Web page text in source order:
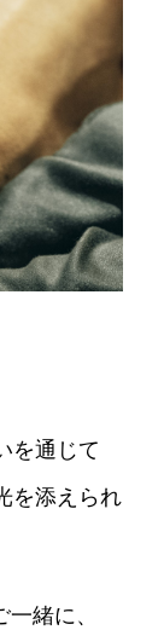
を通じて
を添えられ
緒に、